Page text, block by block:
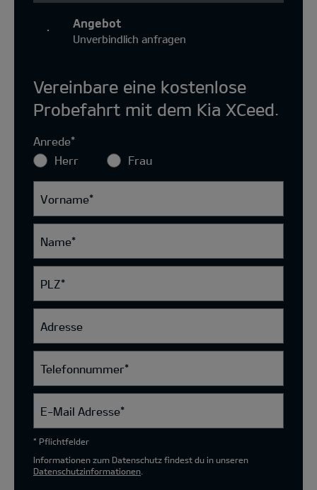
Angebot
Unverbindlich anfragen
Vereinbare eine kostenlose
Probefahrt mit dem Kia XCeed.
Anrede*
Herr
Frau
Vorname*
Name*
PLZ*
Adresse
Telefonnummer*
E-Mail Adresse*
* Pflichtfelder
Informationen zum Datenschutz findest du in unseren
Datenschutzinformationen